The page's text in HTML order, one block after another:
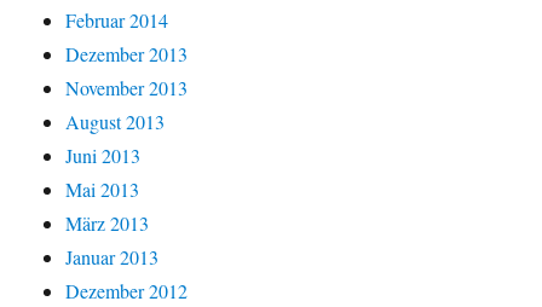
Februar 2014
Dezember 2013
November 2013
August 2013
Juni 2013
Mai 2013
März 2013
Januar 2013
Dezember 2012